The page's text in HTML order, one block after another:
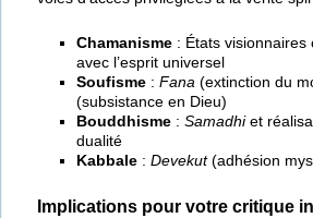
Chamanisme: États visionnaires
avec l’esprit universel
Soufisme: Fana (extinction du
(subsistance en Dieu)
Bouddhisme: Samadhiet
dualité
Kabbale: Devekut(adhésion
Implications pour votre critique